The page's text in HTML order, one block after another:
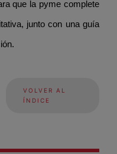
que la pyme complete
junto con una guía
VOLVER AL
ÍNDICE